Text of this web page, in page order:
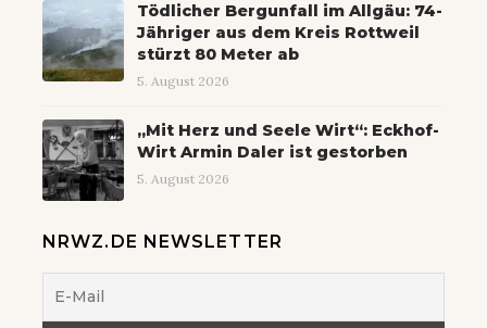
Tödlicher Bergunfall im Allgäu: 74-
Jähriger aus dem Kreis Rottweil
stürzt 80 Meter ab
5. August 2026
„Mit Herz und Seele Wirt“: Eckhof-
Wirt Armin Daler ist gestorben
5. August 2026
NRWZ.DE NEWSLETTER